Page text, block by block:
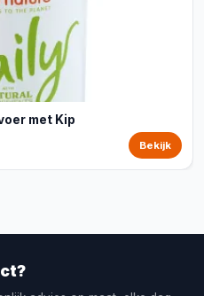
met Kip
Bekijk